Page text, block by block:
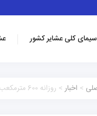
سیمای کلی عشایر کشور
> اخبار> روزانه 600 مترمکعب آب شرب بین عشایر شمال کرمان توزیع می شود